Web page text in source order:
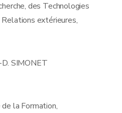
des Technologies
extérieures,
D. SIMONET
la Formation,